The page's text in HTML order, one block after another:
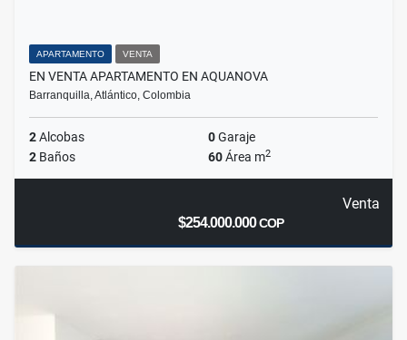
APARTAMENTO VENTA
EN VENTA APARTAMENTO EN AQUANOVA
Barranquilla, Atlántico, Colombia
2Alcobas 0Garaje
2 Baños 60Área m2
Venta
$254.000.000COP